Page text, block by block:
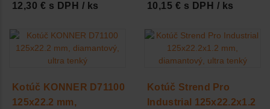
12,30 € s DPH / ks
10,15 € s DPH / ks
Kotúč KONNER D71100
125x22.2 mm,
Kotúč Strend Pro
Industrial 125x22.2x1.2